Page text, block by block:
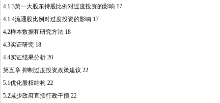
4.1.3第一大股东持股比例对过度投资的影响 17
4.1.4流通股比例对过度投资的影响 17
4.2样本数据和研究方法 18
4.3实证研究 18
4.4实证结果分析 20
第五章 抑制过度投资政策建议 22
5.1优化股权结构 22
5.2减少政府直接行政干预 22